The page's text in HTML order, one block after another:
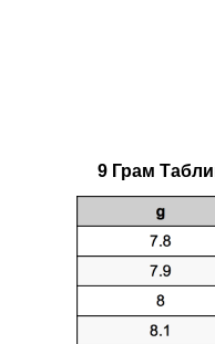
9 Грам